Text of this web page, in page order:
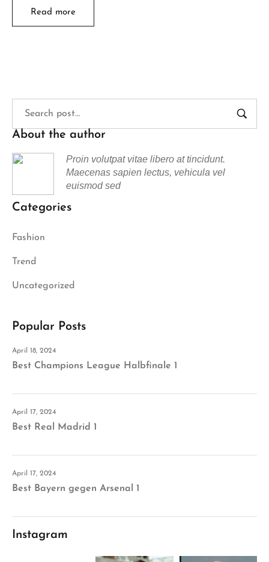
Read more
About the author
Proin volutpat vitae libero at tincidunt.
Maecenas sapien lectus, vehicula vel
euismod sed
Categories
Fashion
Trend
Uncategorized
Popular Posts
April 18, 2024
Best Champions League Halbfinale 1
April 17, 2024
Best Real Madrid 1
April 17, 2024
Best Bayern gegen Arsenal 1
Instagram